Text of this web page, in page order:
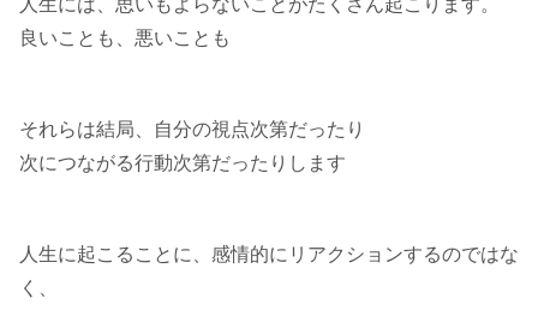
人生には、思いもよらないことがたくさん起こります。
良いことも、悪いことも
それらは結局、自分の視点次第だったり
次につながる行動次第だったりします
人生に起こることに、感情的にリアクションするのではな
く、